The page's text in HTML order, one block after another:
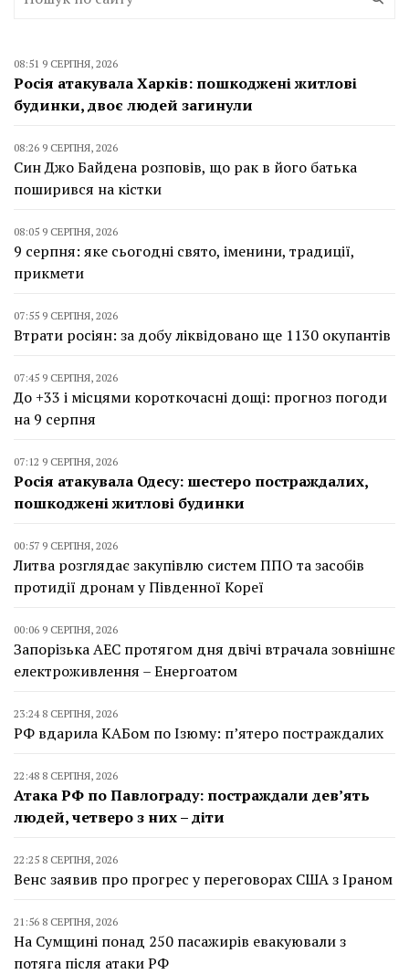
08:51 9 СЕРПНЯ, 2026
Росія атакувала Харків: пошкоджені житлові
будинки, двоє людей загинули
08:26 9 СЕРПНЯ, 2026
Син Джо Байдена розповів, що рак в його батька
поширився на кістки
08:05 9 СЕРПНЯ, 2026
9 серпня: яке сьогодні свято, іменини, традиції,
прикмети
07:55 9 СЕРПНЯ, 2026
Втрати росіян: за добу ліквідовано ще 1130 окупантів
07:45 9 СЕРПНЯ, 2026
До +33 і місцями короткочасні дощі: прогноз погоди
на 9 серпня
07:12 9 СЕРПНЯ, 2026
Росія атакувала Одесу: шестеро постраждалих,
пошкоджені житлові будинки
00:57 9 СЕРПНЯ, 2026
Литва розглядає закупівлю систем ППО та засобів
протидії дронам у Південної Кореї
00:06 9 СЕРПНЯ, 2026
Запорізька АЕС протягом дня двічі втрачала зовнішнє
електроживлення – Енергоатом
23:24 8 СЕРПНЯ, 2026
РФ вдарила КАБом по Ізюму: п’ятеро постраждалих
22:48 8 СЕРПНЯ, 2026
Атака РФ по Павлограду: постраждали дев’ять
людей, четверо з них – діти
22:25 8 СЕРПНЯ, 2026
Венс заявив про прогрес у переговорах США з Іраном
21:56 8 СЕРПНЯ, 2026
На Сумщині понад 250 пасажирів евакуювали з
потяга після атаки РФ